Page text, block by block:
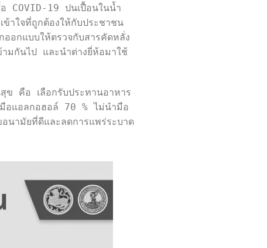
COVID-19 ปนเปื้อนในน้ำ
ข้าใจที่ถูกต้องให้กับประชาชน
ออกแบบให้ตรวจกับสารคัดหลั่ง
มกันไป และนำต่างยี่ห้อมาใช้
ข คือ เลือกรับประทานอาหาร
อแอลกอฮอล์ 70 % ไม่นำมือ
ามัยที่ดีและลดการแพร่ระบาด